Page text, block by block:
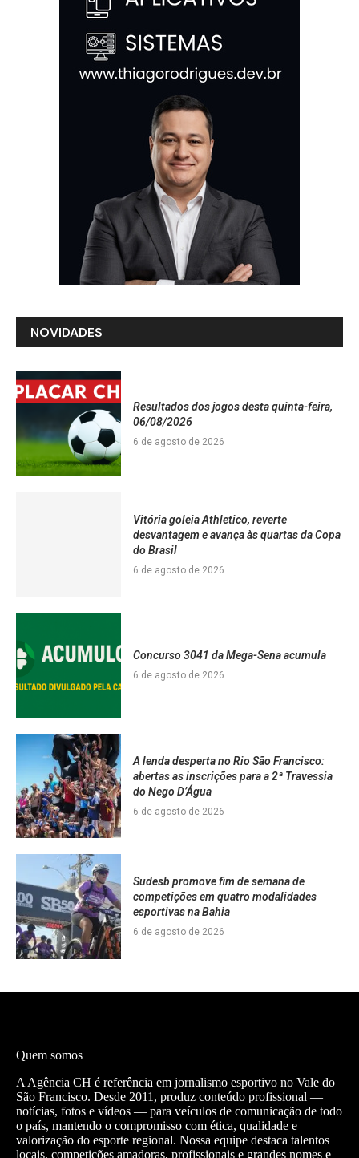
NOVIDADES
Resultados dos jogos desta quinta-feira,
06/08/2026
6 de agosto de 2026
Vitória goleia Athletico, reverte
desvantagem e avança às quartas da Copa
do Brasil
6 de agosto de 2026
Concurso 3041 da Mega-Sena acumula
6 de agosto de 2026
A lenda desperta no Rio São Francisco:
abertas as inscrições para a 2ª Travessia
do Nego D’Água
6 de agosto de 2026
Sudesb promove fim de semana de
competições em quatro modalidades
esportivas na Bahia
6 de agosto de 2026
Quem somos
A Agência CH é referência em jornalismo esportivo no Vale do
São Francisco. Desde 2011, produz conteúdo profissional —
notícias, fotos e vídeos — para veículos de comunicação de todo
o país, mantendo o compromisso com ética, qualidade e
valorização do esporte regional. Nossa equipe destaca talentos
locais, competições amadoras, profissionais e grandes nomes e